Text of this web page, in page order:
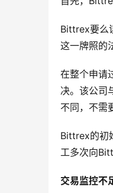
Bittrex要么
这一牌照的
在整个申请
决。该公司
不同，不需
Bittrex的初
工多次向
交易监控不